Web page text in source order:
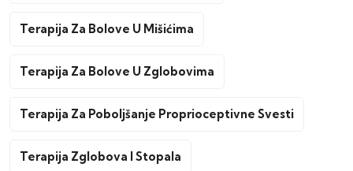
Terapija Za Bolove U Mišićima
Terapija Za Bolove U Zglobovima
Terapija Za Poboljšanje Proprioceptivne Svesti
Terapija Zglobova I Stopala